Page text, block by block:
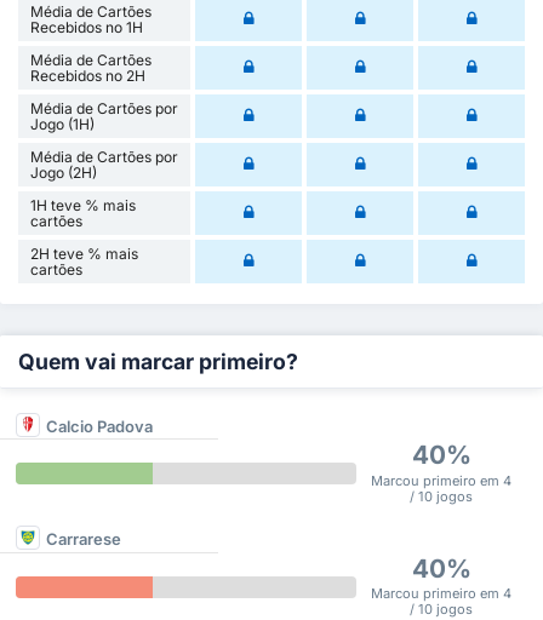
Média de Cartões
Recebidos no 1H
Média de Cartões
Recebidos no 2H
Média de Cartões por
Jogo (1H)
Média de Cartões por
Jogo (2H)
1H teve % mais
cartões
2H teve % mais
cartões
Quem vai marcar primeiro?
Calcio Padova
40%
Marcou primeiro em 4
/ 10 jogos
Carrarese
40%
Marcou primeiro em 4
/ 10 jogos